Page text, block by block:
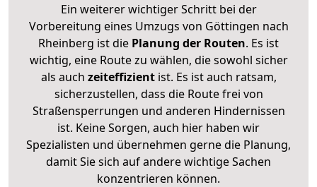
Ein weiterer wichtiger Schritt bei der
Vorbereitung eines Umzugs von Göttingen nach
Rheinberg ist die Planung der Routen. Es ist
wichtig, eine Route zu wählen, die sowohl sicher
als auch zeiteffizientist. Es ist auch ratsam,
sicherzustellen, dass die Route frei von
Straßensperrungen und anderen Hindernissen
ist. Keine Sorgen, auch hier haben wir
Spezialisten und übernehmen gerne die Planung,
damit Sie sich auf andere wichtige Sachen
konzentrieren können.